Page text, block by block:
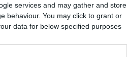
services and may gather and store
behaviour. You may click to grant or
data for below specified purposes